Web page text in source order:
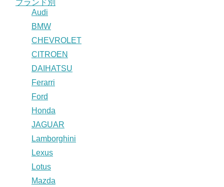
ブランド別
Audi
BMW
CHEVROLET
CITROEN
DAIHATSU
Ferarri
Ford
Honda
JAGUAR
Lamborghini
Lexus
Lotus
Mazda